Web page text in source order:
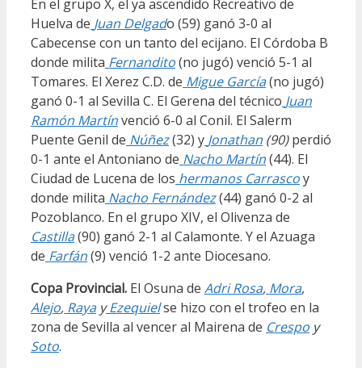
En el grupo X, el ya ascendido Recreativo de
Huelva de Juan Delgado (59) ganó 3-0 al
Cabecense con un tanto del ecijano. El Córdoba B
donde milita Fernandito(no jugó) venció 5-1 al
Tomares. El Xerez C.D. de Migue García(no jugó)
ganó 0-1 al Sevilla C. El Gerena del técnico Juan
Ramón Martínvenció 6-0 al Conil. El Salerm
Puente Genil de Núñez(32) y Jonathan (90)perdió
0-1 ante el Antoniano de Nacho Martín(44). El
Ciudad de Lucena de los hermanos Carrascoy
donde milita Nacho Fernández(44) ganó 0-2 al
Pozoblanco. En el grupo XIV, el Olivenza de
Castilla(90) ganó 2-1 al Calamonte. Y el Azuaga
de Farfán(9) venció 1-2 ante Diocesano.
Copa Provincial. El Osuna de Adri Rosa, Mora,
Alejo, Rayay Ezequielse hizo con el trofeo en la
zona de Sevilla al vencer al Mairena de Crespo y
Soto.